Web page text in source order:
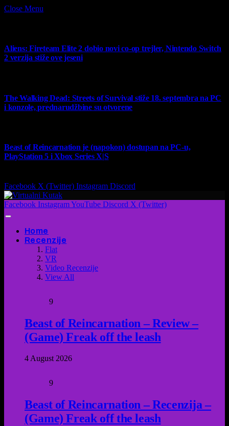
Close Menu
Aliens: Fireteam Elite 2 dobio novi co-op trejler, Nintendo Switch
2 verzija stiže ove jeseni
The Walking Dead: Streets of Survival stiže 18. septembra na PC
i konzole, prednarudžbine su otvorene
Beast of Reincarnation je (napokon) dostupan na PC-u,
PlayStation 5 i Xbox Series X|S
Facebook X (Twitter) Instagram Discord
Facebook InstagramYouTube Discord X (Twitter)
Home
Recenzije
Flat
VR
Video Recenzije
View All
9
Beast of Reincarnation – Review –
(Game) Freak off the leash
4 August 2026
9
Beast of Reincarnation – Recenzija –
(Game) Freak off the leash